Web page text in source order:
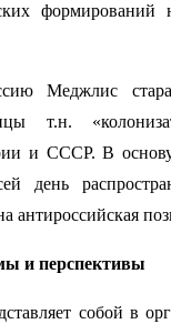
формирований
Меджлис
т.н.
и СССР. В
день
антироссийская
и перспективы
собой в